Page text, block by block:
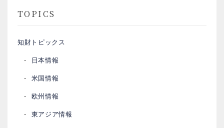
TOPICS
知財トピックス
日本情報
米国情報
欧州情報
東アジア情報